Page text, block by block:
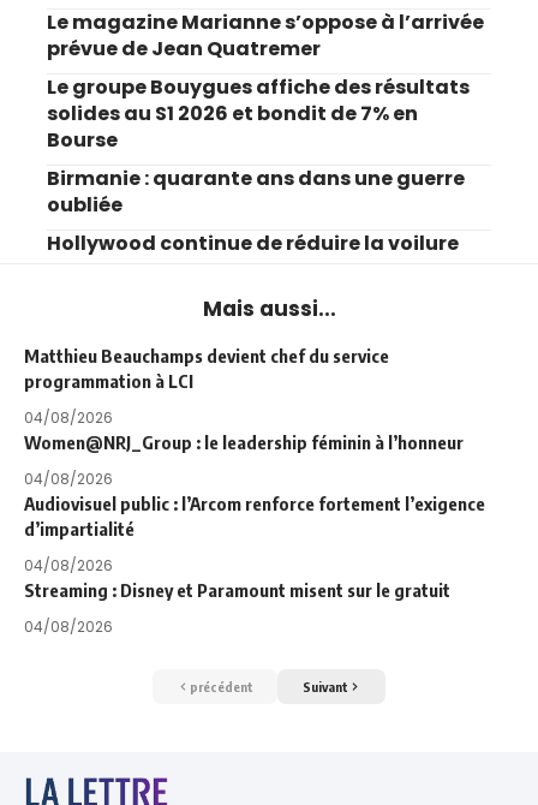
Le magazine Marianne s’oppose à l’arrivée
prévue de Jean Quatremer
Le groupe Bouygues affiche des résultats
solides au S1 2026 et bondit de 7% en
Bourse
Birmanie : quarante ans dans une guerre
oubliée
Hollywood continue de réduire la voilure
Mais aussi...
Matthieu Beauchamps devient chef du service
programmation à LCI
04/08/2026
Women@NRJ_Group : le leadership féminin à l’honneur
04/08/2026
Audiovisuel public : l’Arcom renforce fortement l’exigence
d’impartialité
04/08/2026
Streaming : Disney et Paramount misent sur le gratuit
04/08/2026
précédent Suivant